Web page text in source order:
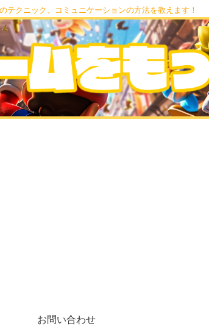
テクニック、コミュニケーションの方法を教えます！
お問い合わせ